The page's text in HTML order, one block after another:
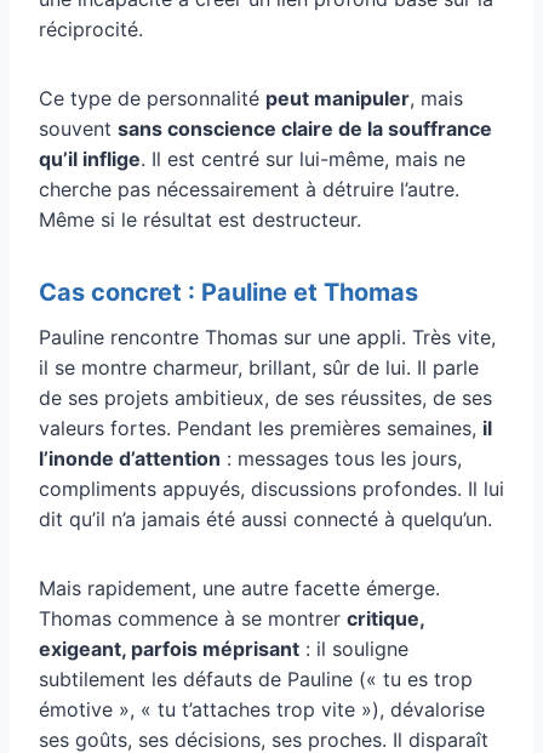
réciprocité.
Ce type de personnalité peut manipuler, mais
souvent sans conscience claire de la souffrance
qu’il inflige. Il est centré sur lui-même, mais ne
cherche pas nécessairement à détruire l’autre.
Même si le résultat est destructeur.
Cas concret : Pauline et Thomas
Pauline rencontre Thomas sur une appli. Très vite,
il se montre charmeur, brillant, sûr de lui. Il parle
de ses projets ambitieux, de ses réussites, de ses
valeurs fortes. Pendant les premières semaines, il
l’inonde d’attention : messages tous les jours,
compliments appuyés, discussions profondes. Il lui
dit qu’il n’a jamais été aussi connecté à quelqu’un.
Mais rapidement, une autre facette émerge.
Thomas commence à se montrer critique,
exigeant, parfois méprisant : il souligne
subtilement les défauts de Pauline (« tu es trop
émotive », « tu t’attaches trop vite »), dévalorise
ses goûts, ses décisions, ses proches. Il disparaît